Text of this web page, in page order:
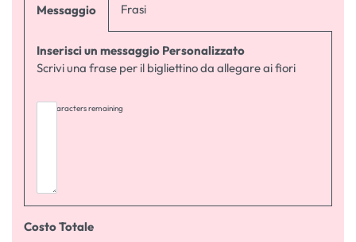
Messaggio Frasi
Inserisci un messaggio Personalizzato
Scrivi una frase per il bigliettino da allegare ai fiori
characters remaining
Costo Totale